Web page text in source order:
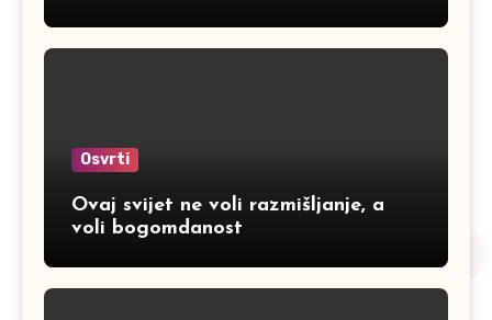
Osvrti
Ovaj svijet ne voli razmišljanje, a
voli bogomdanost